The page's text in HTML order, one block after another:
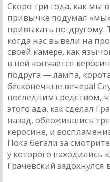
Скоро три года, как мы
привычке подумал
привыкать по-другому.
когда нас вывели на
своей камере, как
в ней кончается
подруга — лампа,
бесконечные вечера!
последним средством,
этого ада, как сделал
назад, обложившись
керосине, и
Пока бегали за
у которого находились
Грачевский задохнулся